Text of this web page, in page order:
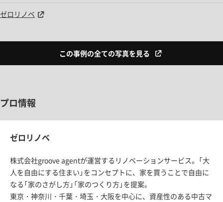
ゼロリノベ
この事例の全ての写真を見る
プロ情報
ゼロリノベ
株式会社groove agentが運営するリノベーションサービス。「大
人を自由にする住まい」をコンセプトに、家を買うことで自由に
なる「家のさがし方」「家のつくり方」を提案。
東京・神奈川・千葉・埼玉・大阪を中心に、資産性のある中古マ